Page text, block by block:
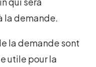
la demande.
la demande sont
utile pour la